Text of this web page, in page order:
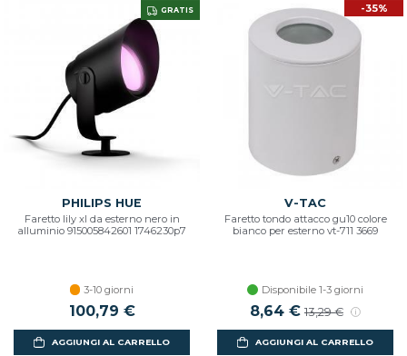
GRATIS
PHILIPS HUE
Faretto lily xl da esterno nero in
alluminio 915005842601 1746230p7
3-10 giorni
100,79 €
AGGIUNGI AL CARRELLO
-35%
V-TAC
Faretto tondo attacco gu10 colore
bianco per esterno vt-711 3669
Disponibile 1-3 giorni
Prezzo scontato
8,64 € Prezzo di listino
13,29 €
AGGIUNGI AL CARRELLO